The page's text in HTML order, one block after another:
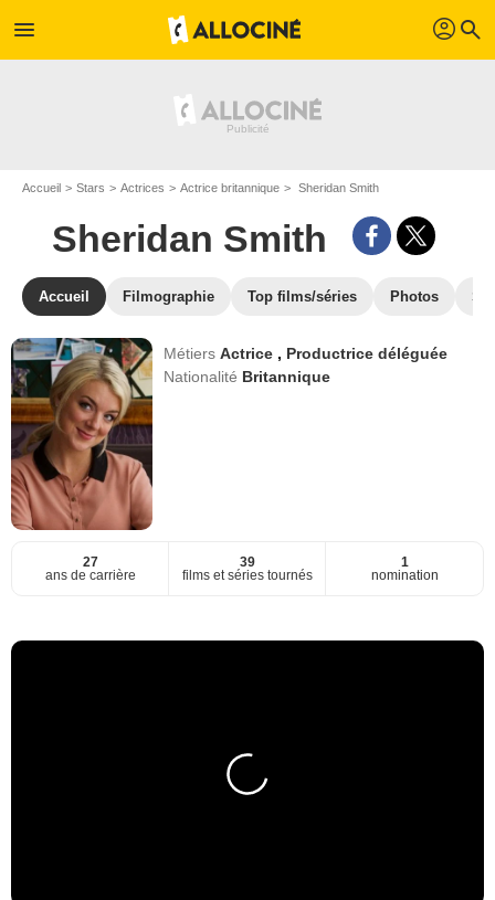
menu profil search
Accueil Stars Actrices Actrice britannique Sheridan Smith
Sheridan Smith
Accueil Filmographie Top films/séries Photos
MétiersActrice , Productrice déléguée
Nationalité Britannique
27
ans de carrière
39
films et séries tournés
1
nomination